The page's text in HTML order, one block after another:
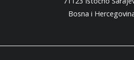
Bosna i